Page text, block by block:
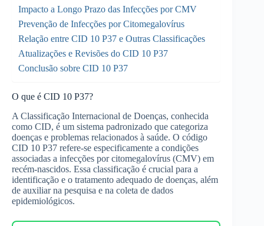
Impacto a Longo Prazo das Infecções por CMV
Prevenção de Infecções por Citomegalovírus
Relação entre CID 10 P37 e Outras Classificações
Atualizações e Revisões do CID 10 P37
Conclusão sobre CID 10 P37
O que é CID 10 P37?
A Classificação Internacional de Doenças, conhecida
como CID, é um sistema padronizado que categoriza
doenças e problemas relacionados à saúde. O código
CID 10 P37 refere-se especificamente a condições
associadas a infecções por citomegalovírus (CMV) em
recém-nascidos. Essa classificação é crucial para a
identificação e o tratamento adequado de doenças, além
de auxiliar na pesquisa e na coleta de dados
epidemiológicos.